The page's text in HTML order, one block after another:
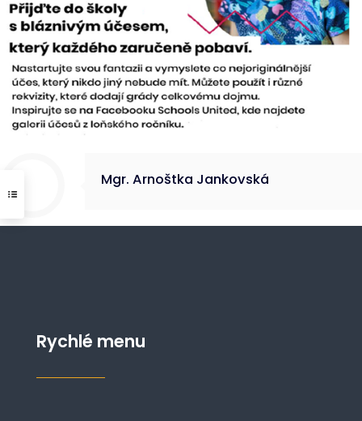
Mgr. Arnoštka Jankovská
Rychlé menu